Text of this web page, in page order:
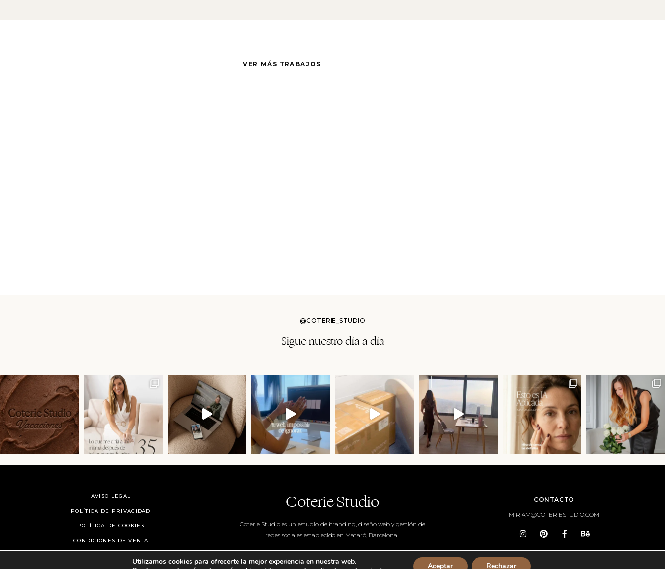
VER MÁS TRABAJOS
@COTERIE_STUDIO
Sigue nuestro día a día
AVISO LEGAL
POLÍTICA DE PRIVACIDAD
POLÍTICA DE COOKIES
CONDICIONES DE VENTA
Coterie Studio
Coterie Studio es un estudio de branding, diseño web y gestión de
redes sociales establecido en Mataró, Barcelona.
CONTACTO
MIRIAM@COTERIESTUDIO.COM
Planta 14 MAR Mataró (Barcelona)
Utilizamos cookies para ofrecerte la mejor experiencia en nuestra web.
Aceptar Rechazar